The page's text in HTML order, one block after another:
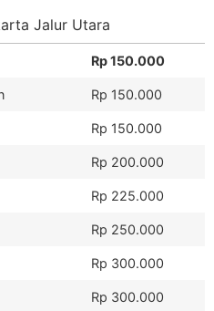
Jalur Utara
Rp 150.000
Rp 150.000
Rp 150.000
Rp 200.000
Rp 225.000
Rp 250.000
Rp 300.000
Rp 300.000